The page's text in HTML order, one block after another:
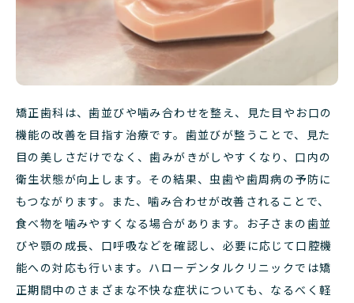
矯正歯科は、歯並びや噛み合わせを整え、見た目やお口の
機能の改善を目指す治療です。歯並びが整うことで、見た
目の美しさだけでなく、歯みがきがしやすくなり、口内の
衛生状態が向上します。その結果、虫歯や歯周病の予防に
もつながります。また、噛み合わせが改善されることで、
食べ物を噛みやすくなる場合があります。お子さまの歯並
びや顎の成長、口呼吸などを確認し、必要に応じて口腔機
能への対応も行います。 ハローデンタルクリニックでは矯
正期間中のさまざまな不快な症状についても、なるべく軽